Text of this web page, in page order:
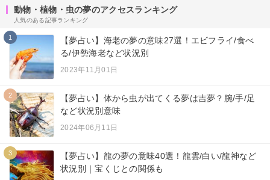
動物・植物・虫の夢のアクセスランキング
人気のある記事ランキング
1
【夢占い】海老の夢の意味27選！エビフライ/食べ
る/伊勢海老など状況別
2023年11月01日
2
【夢占い】体から虫が出てくる夢は吉夢？腕/手/足
など状況別意味
2024年06月11日
3
【夢占い】龍の夢の意味40選！龍雲/白い/龍神など
状況別｜宝くじとの関係も